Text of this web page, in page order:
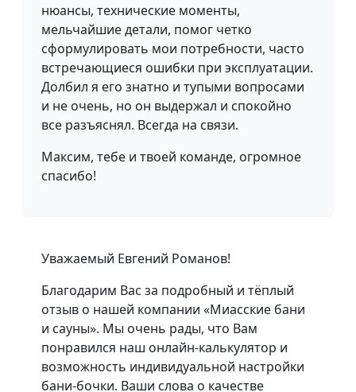
нюансы, технические моменты,
мельчайшие детали, помог четко
сформулировать мои потребности, часто
встречающиеся ошибки при эксплуатации.
Долбил я его знатно и тупыми вопросами
и не очень, но он выдержал и спокойно
все разъяснял. Всегда на связи.
Максим, тебе и твоей команде, огромное
спасибо!
Уважаемый Евгений Романов!
Благодарим Вас за подробный и тёплый
отзыв о нашей компании «Миасские бани
и сауны». Мы очень рады, что Вам
понравился наш онлайн-калькулятор и
возможность индивидуальной настройки
бани-бочки. Ваши слова о качестве